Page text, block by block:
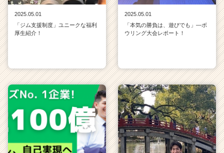
2025.05.01
「ジム支援制度」ユニークな福利
厚生紹介！
2025.05.01
「本気の勝負は、遊びでも」—ボ
ウリング大会レポート！